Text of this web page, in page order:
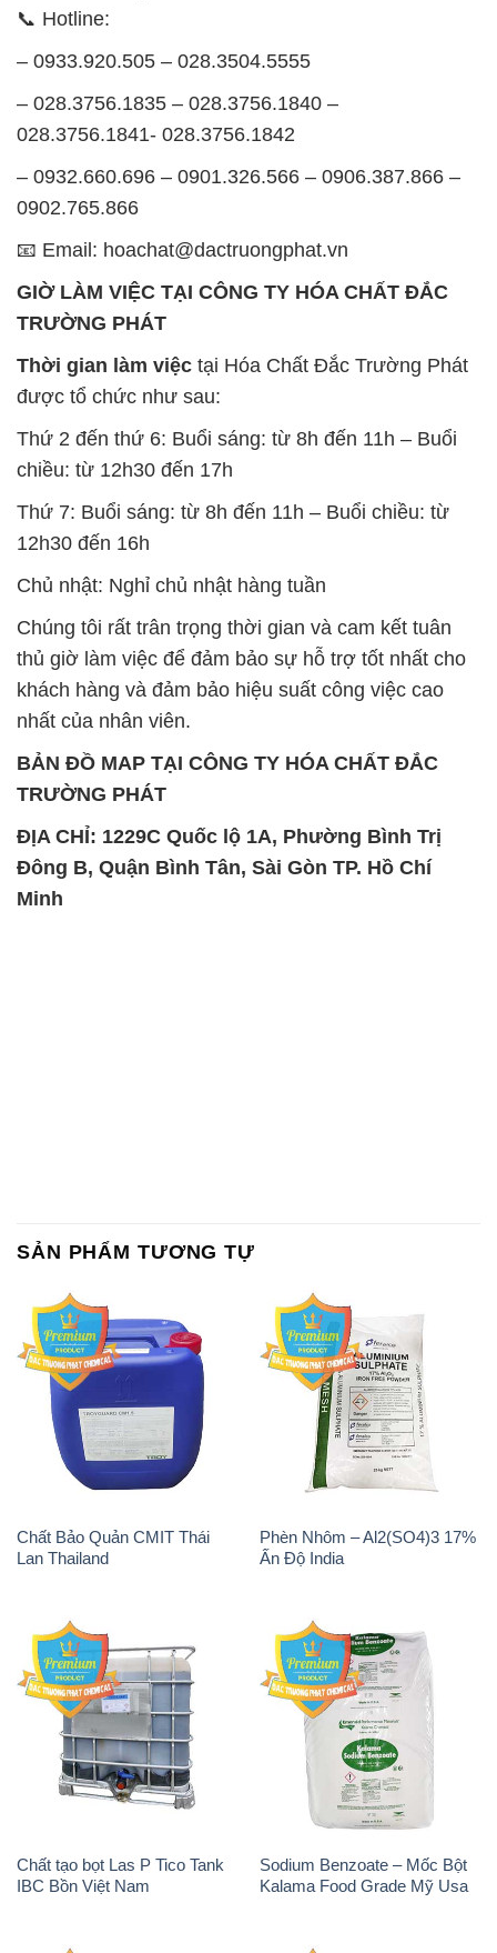
📞 Hotline:
– 0933.920.505 – 028.3504.5555
– 028.3756.1835 – 028.3756.1840 –
028.3756.1841- 028.3756.1842
– 0932.660.696 – 0901.326.566 – 0906.387.866 –
0902.765.866
📧 Email: hoachat@dactruongphat.vn
GIỜ LÀM VIỆC TẠI CÔNG TY HÓA CHẤT ĐẮC
TRƯỜNG PHÁT
Thời gian làm việc tại Hóa Chất Đắc Trường Phát
được tổ chức như sau:
Thứ 2 đến thứ 6: Buổi sáng: từ 8h đến 11h – Buổi
chiều: từ 12h30 đến 17h
Thứ 7: Buổi sáng: từ 8h đến 11h – Buổi chiều: từ
12h30 đến 16h
Chủ nhật: Nghỉ chủ nhật hàng tuần
Chúng tôi rất trân trọng thời gian và cam kết tuân
thủ giờ làm việc để đảm bảo sự hỗ trợ tốt nhất cho
khách hàng và đảm bảo hiệu suất công việc cao
nhất của nhân viên.
BẢN ĐỒ MAP TẠI CÔNG TY HÓA CHẤT ĐẮC
TRƯỜNG PHÁT
ĐỊA CHỈ: 1229C Quốc lộ 1A, Phường Bình Trị
Đông B, Quận Bình Tân, Sài Gòn TP. Hồ Chí
Minh
SẢN PHẨM TƯƠNG TỰ
Chất Bảo Quản CMIT Thái
Lan Thailand
Phèn Nhôm – Al2(SO4)3 17%
Ấn Độ India
Chất tạo bọt Las P Tico Tank
IBC Bồn Việt Nam
Sodium Benzoate – Mốc Bột
Kalama Food Grade Mỹ Usa